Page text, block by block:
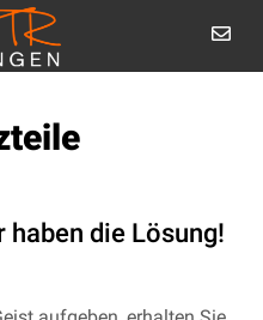
haben die Lösung!